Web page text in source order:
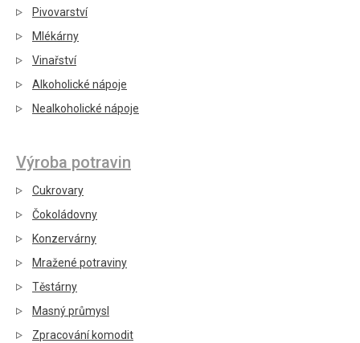
Pivovarství
Mlékárny
Vinařství
Alkoholické nápoje
Nealkoholické nápoje
Výroba potravin
Cukrovary
Čokoládovny
Konzervárny
Mražené potraviny
Těstárny
Masný průmysl
Zpracování komodit